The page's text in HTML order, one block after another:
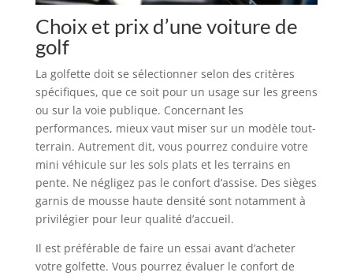
Choix et prix d’une voiture de
golf
La golfette doit se sélectionner selon des critères
spécifiques, que ce soit pour un usage sur les greens
ou sur la voie publique. Concernant les
performances, mieux vaut miser sur un modèle tout-
terrain. Autrement dit, vous pourrez conduire votre
mini véhicule sur les sols plats et les terrains en
pente. Ne négligez pas le confort d’assise. Des sièges
garnis de mousse haute densité sont notamment à
privilégier pour leur qualité d’accueil.
Il est préférable de faire un essai avant d’acheter
votre golfette. Vous pourrez évaluer le confort de